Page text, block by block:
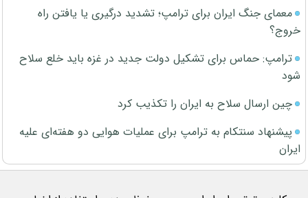
معمای جنگ ایران برای ترامپ؛ تشدید درگیری یا یافتن راه
خروج؟
ترامپ: حماس برای تشکیل دولت جدید در غزه باید خلع سلاح
شود
چین ارسال سلاح به ایران را تکذیب کرد
پیشنهاد سنتکام به ترامپ برای عملیات هوایی دو هفته‌ای علیه
ایران